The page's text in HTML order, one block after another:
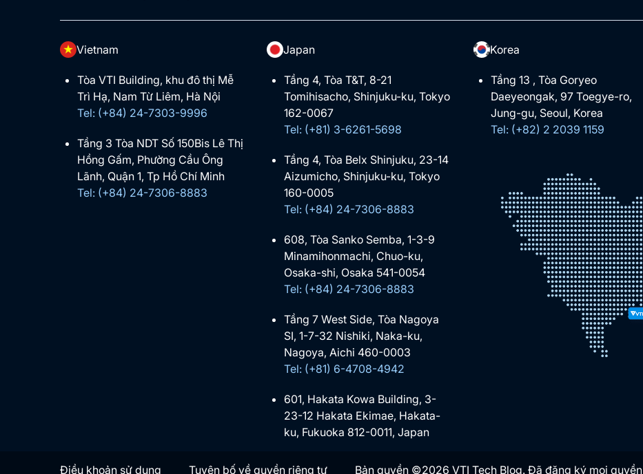
Vietnam
Tòa VTI Building, khu đô thị Mễ
Trì Hạ, Nam Từ Liêm, Hà Nội
Tel: (+84) 24-7303-9996
Tầng 3 Tòa NDT Số 150Bis Lê Thị
Hồng Gấm, Phường Cầu Ông
Lãnh, Quận 1, Tp Hồ Chí Minh
Tel: (+84) 24-7306-8883
Japan
Tầng 4, Tòa T&T, 8-21
Tomihisacho, Shinjuku-ku, Tokyo
162-0067
Tel: (+81) 3-6261-5698
Tầng 4, Tòa Belx Shinjuku, 23-14
Aizumicho, Shinjuku-ku, Tokyo
160-0005
Tel: (+84) 24-7306-8883
608, Tòa Sanko Semba, 1-3-9
Minamihonmachi, Chuo-ku,
Osaka-shi, Osaka 541-0054
Tel: (+84) 24-7306-8883
Tầng 7 West Side, Tòa Nagoya
SI, 1-7-32 Nishiki, Naka-ku,
Nagoya, Aichi 460-0003
Tel: (+81) 6-4708-4942
601, Hakata Kowa Building, 3-
23-12 Hakata Ekimae, Hakata-
ku, Fukuoka 812-0011, Japan
Korea
Tầng 13 , Tòa Goryeo
Daeyeongak, 97 Toegye-ro,
Jung-gu, Seoul, Korea
Tel: (+82) 2 2039 1159
Điều khoản sử dụng Tuyên bố về quyền riêng tư Bản quyền ©2026 VTI Tech Blog. Đã đăng ký mọi quyền